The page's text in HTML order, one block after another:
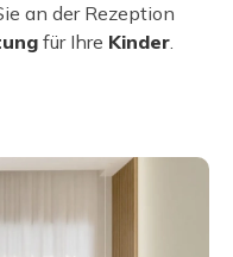
an der Rezeption
für Ihre Kinder.